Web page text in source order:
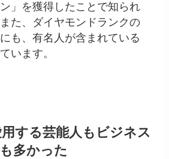
」を獲得したことで知られ
た、ダイヤモンドランクの
も、有名人が含まれている
います。
する芸能人もビジネス
多かった